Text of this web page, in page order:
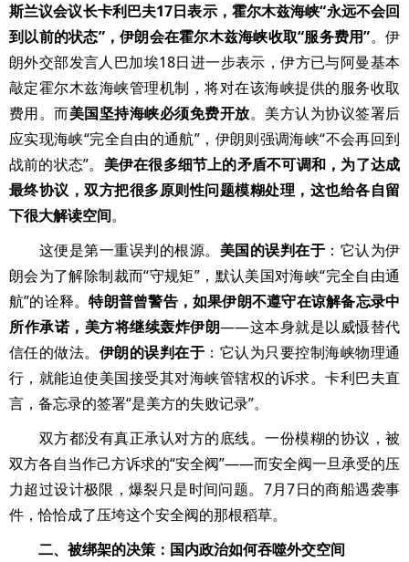
斯兰议会议长卡利巴夫17日表示，霍尔木兹海峡“永远不会回
到以前的状态”，伊朗会在霍尔木兹海峡收取“服务费用”。伊
朗外交部发言人巴加埃18日进一步表示，伊方已与阿曼基本
敲定霍尔木兹海峡管理机制，将对在该海峡提供的服务收取
费用。而美国坚持海峡必须免费开放。美方认为协议签署后
应实现海峡“完全自由的通航”，伊朗则强调海峡“不会再回到
战前的状态”。 美伊在很多细节上的矛盾不可调和，为了达成
最终协议，双方把很多原则性问题模糊处理，这也给各自留
下很大解读空间。
这便是第一重误判的根源。 美国的误判在于 ：它认为伊
朗会为了解除制裁而“守规矩”，默认美国对海峡“完全自由通
航”的诠释。特朗普曾警告，如果伊朗不遵守在谅解备忘录中
所作承诺，美方将继续轰炸伊朗——这本身就是以威慑替代
信任的做法。 伊朗的误判在于 ：它认为只要控制海峡物理通
行，就能迫使美国接受其对海峡管辖权的诉求。卡利巴夫直
言，备忘录的签署“是美方的失败记录”。
双方都没有真正承认对方的底线。一份模糊的协议，被
双方各自当作己方诉求的“安全阀”——而安全阀一旦承受的压
力超过设计极限，爆裂只是时间问题。7月7日的商船遇袭事
件，恰恰成了压垮这个安全阀的那根稻草。
二、被绑架的决策：国内政治如何吞噬外交空间